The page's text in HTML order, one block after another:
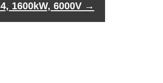
1600kW, 6000V →